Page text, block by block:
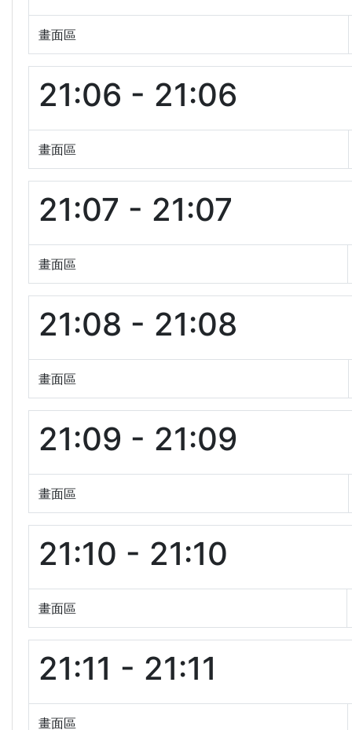
畫面區
21:06 - 21:06
畫面區
21:07 - 21:07
畫面區
21:08 - 21:08
畫面區
21:09 - 21:09
畫面區
21:10 - 21:10
畫面區
21:11 - 21:11
畫面區